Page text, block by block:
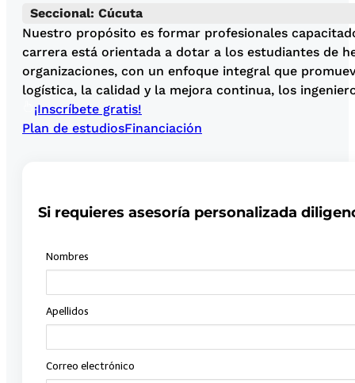
Seccional: Cúcuta
Nuestro propósito es formar profesionales
carrera está orientada a dotar a los estudiantes de
organizaciones, con un enfoque integral que
logística, la calidad y la mejora continua, los
¡Inscríbete gratis!
Plan de estudiosFinanciación
Si requieres asesoría personalizada